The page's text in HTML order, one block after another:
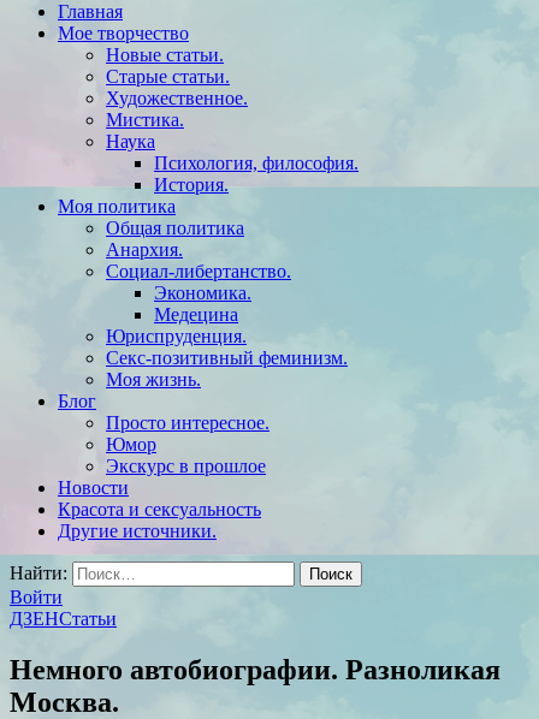
Главная
Мое творчество
Новые статьи.
Старые статьи.
Художественное.
Мистика.
Наука
Психология, философия.
История.
Моя политика
Общая политика
Анархия.
Социал-либертанство.
Экономика.
Медецина
Юриспруденция.
Секс-позитивный феминизм.
Моя жизнь.
Блог
Просто интересное.
Юмор
Экскурс в прошлое
Новости
Красота и сексуальность
Другие источники.
Найти:
Войти
ДЗЕНСтатьи
Немного автобиографии. Разноликая
Москва.